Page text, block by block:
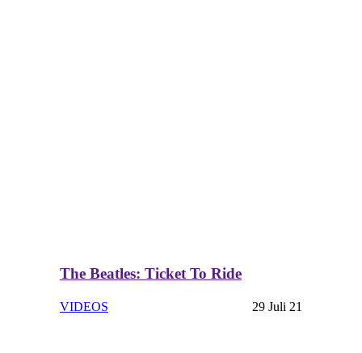
The Beatles: Ticket To Ride
VIDEOS 29 Juli 21